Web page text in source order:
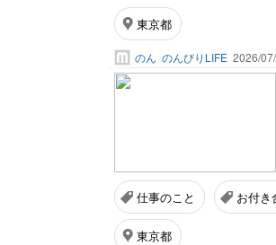
東京都
のん のんびりLIFE 2026/
仕事のこと お付き
東京都